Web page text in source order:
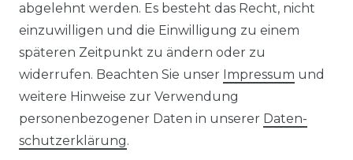
AGB Widerrufs­recht
Kontakt
abgelehnt werden. Es besteht das Recht, nicht
einzuwilligen und die Einwilligung zu einem
späteren Zeitpunkt zu ändern oder zu
widerrufen. Beachten Sie unser Impressum und
weitere Hinweise zur Verwendung
personenbezogener Daten in unserer Daten­
schutz­erklärung.